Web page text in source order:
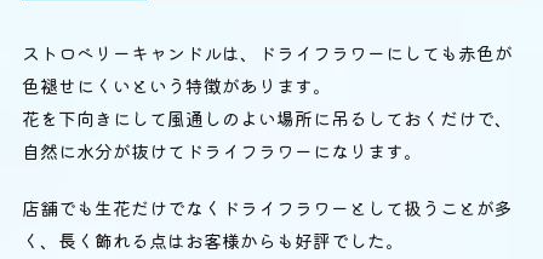
ストロベリーキャンドルは、ドライフラワーにしても赤色が
色褪せにくいという特徴があります。
花を下向きにして風通しのよい場所に吊るしておくだけで、
自然に水分が抜けてドライフラワーになります。
店舗でも生花だけでなくドライフラワーとして扱うことが多
く、長く飾れる点はお客様からも好評でした。